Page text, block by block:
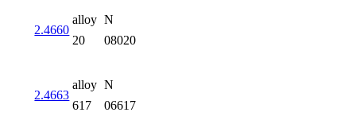
2.4660
alloy
20
N
08020
2.4663
alloy
617
N
06617